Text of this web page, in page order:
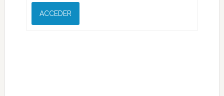
ACCEDER